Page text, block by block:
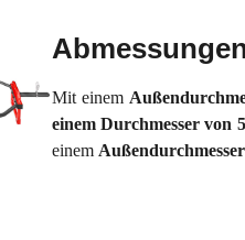
Mit einem
einem Durchmesser von
einem